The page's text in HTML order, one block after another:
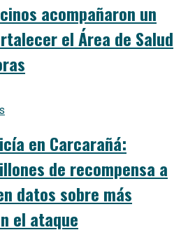
acompañaron un
el Área de Salud
en Carcarañá:
de recompensa a
datos sobre más
el ataque